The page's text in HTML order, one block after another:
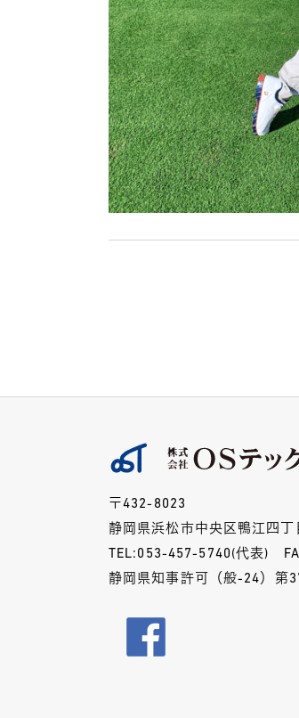
〒432-8023
静岡県浜松市中央区鴨江四丁
TEL: 053-457-5740 (代表)
静岡県知事許可（般-24）第